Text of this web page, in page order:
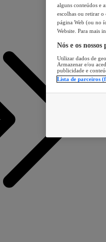
alguns conteúdos e
escolhas ou retirar
página Web (ou no
Website. Para mais
Nós e os
Utilizar dados de
Armazenar e/ou
publicidade e
Lista de parceiros